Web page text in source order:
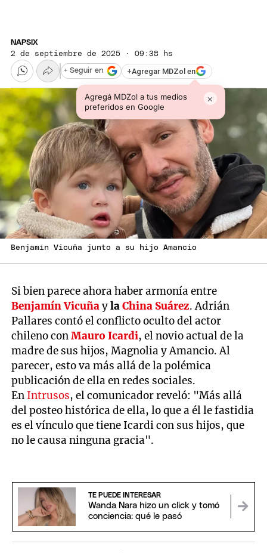
NAPSIX
2 de septiembre de 2025 · 09:38 hs
+Agregar MDZol en
Agregá MDZol a tus medios
preferidos en Google
×
+ Seguir en
Benjamín Vicuña junto a su hijo Amancio
Si bien parece ahora haber armonía entre
Benjamín VicuñaylaChina Suárez. Adrián
Pallares contó el conflicto oculto del actor
chileno conMauro Icardi, el novio actual de la
madre de sus hijos, Magnolia y Amancio. Al
parecer, esto va más allá de la polémica
publicación de ella en redes sociales.
En Intrusos, el comunicador reveló: "Más allá
del posteo histórica de ella, lo que a él le fastidia
es el vínculo que tiene Icardi con sus hijos, que
no le causa ninguna gracia".
TE PUEDE INTERESAR
Wanda Nara hizo un click y tomó
conciencia: qué le pasó